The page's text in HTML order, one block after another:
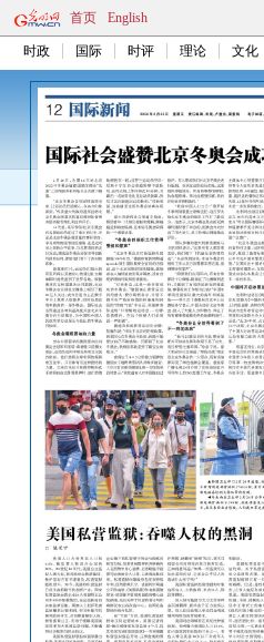
首页 English
时政 国际 时评 理论 文化